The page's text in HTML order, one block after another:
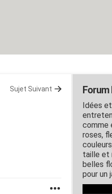
Sujet Suivant Forum
Idées
comme
roses,
taille et
belles
pour un